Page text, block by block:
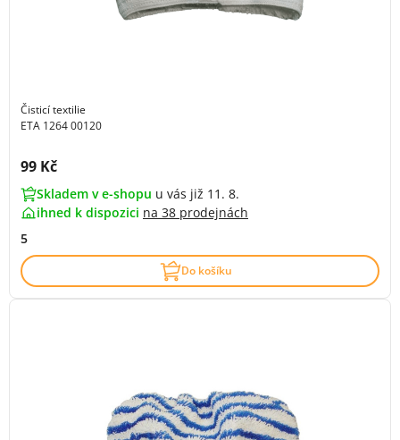
Čisticí textilie
ETA 1264 00120
Cena s DPH:
99 Kč
Skladem v e-shopu u vás již 11. 8.
ihned k dispozici na 38 prodejnách
5
Do košíku